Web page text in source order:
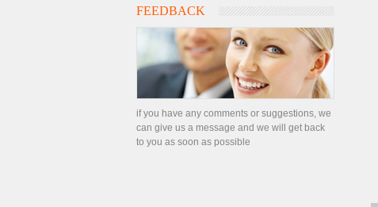
FEEDBACK
if you have any comments or suggestions, we
can give us a message and we will get back
to you as soon as possible